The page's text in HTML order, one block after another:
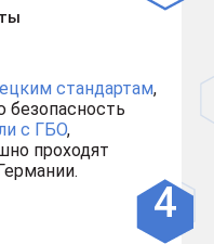
стандартам,
безопасность
с ГБО,
проходят